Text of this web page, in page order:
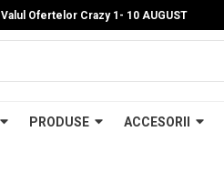
Valul Ofertelor Crazy 1- 10 AUGUST
PRODUSE ACCESORII